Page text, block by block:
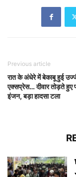
Previous article
रात के अंधेरे में बेकाबू हुई
एक्सप्रेस… दीवार तोड़ते हुए
इंजन, बड़ा हादसा टला